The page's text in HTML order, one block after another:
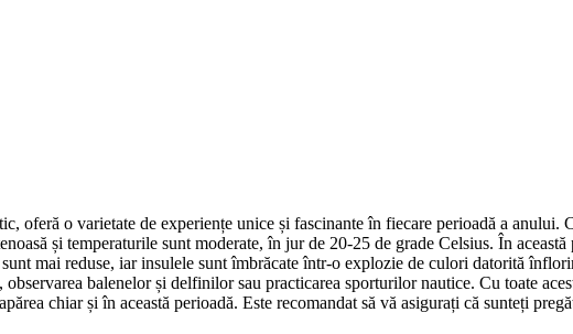
oferă o varietate de experiențe unice și fascinante în fiecare perioadă a anului.
și temperaturile sunt moderate, în jur de 20-25 de grade Celsius. În
mai reduse, iar insulele sunt îmbrăcate într-o explozie de culori datorită
balenelor și delfinilor sau practicarea sporturilor nautice. Cu toate
chiar și în această perioadă. Este recomandat să vă asigurați că sunteți